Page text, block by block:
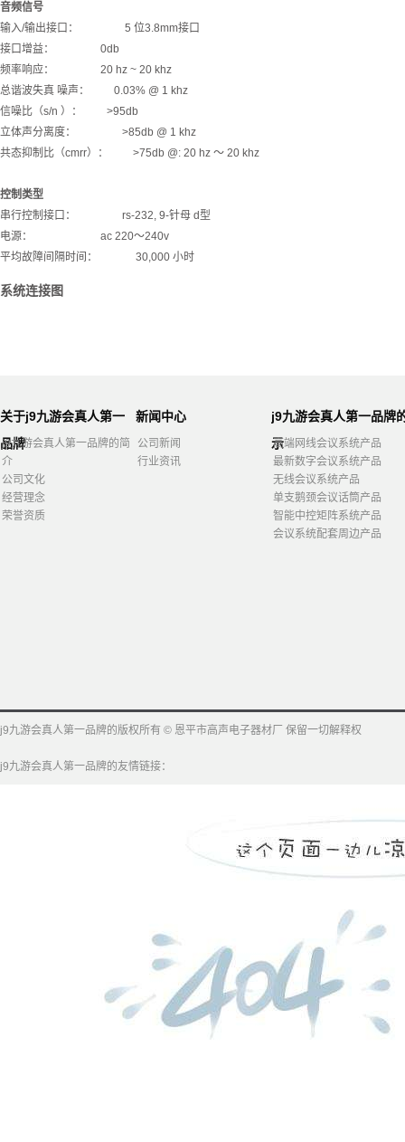
音频信号
输入/输出接口： 5 位3.8mm接口
接口增益： 0db
频率响应： 20 hz ~ 20 khz
总谐波失真 噪声： 0.03% @ 1 khz
信噪比（s/n ）： >95db
立体声分离度： >85db @ 1 khz
共态抑制比（cmrr）： >75db @: 20 hz ～ 20 khz
控制类型
串行控制接口： rs-232, 9-针母 d型
电源： ac 220～240v
平均故障间隔时间： 30,000 小时
系统连接图
关于j9九游会真人第一
品牌
j9九游会真人第一品牌的简
介
公司文化
经营理念
荣誉资质
新闻中心
公司新闻
行业资讯
j9九游会真人第一品牌
示
高端网线会议系统产品
最新数字会议系统产品
无线会议系统产品
单支鹅颈会议话筒产品
智能中控矩阵系统产品
会议系统配套周边产品
j9九游会真人第一品牌的版权所有 © 恩平市高声电子器材厂 保留一切解释权
j9九游会真人第一品牌的友情链接：